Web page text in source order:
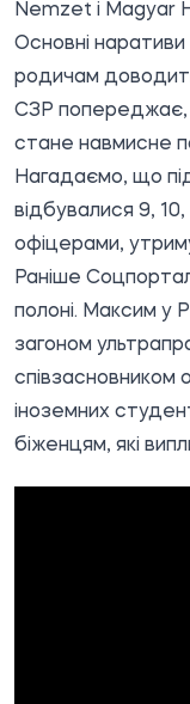
Nemzet і Magyar
Основні
родичам
СЗР попереджає,
стане навмисне
Нагадаємо, що
відбувалися 9, 10,
офіцерами,
Раніше
полоні. Максим у
загоном
співзасновником
іноземних
біженцям, які